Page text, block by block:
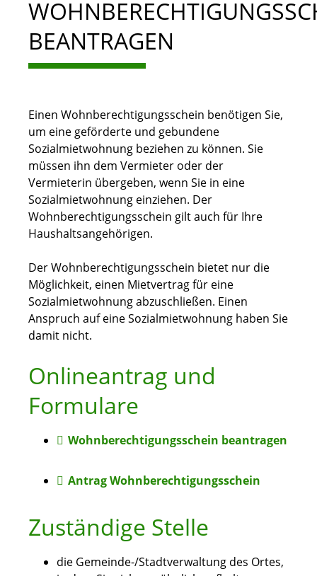
BEANTRAGEN
Einen Wohnberechtigungsschein benötigen Sie,
um eine geförderte und gebundene
Sozialmietwohnung beziehen zu können. Sie
müssen ihn dem Vermieter oder der
Vermieterin übergeben, wenn Sie in eine
Sozialmietwohnung einziehen. Der
Wohnberechtigungsschein gilt auch für Ihre
Haushaltsangehörigen.
Der Wohnberechtigungsschein bietet nur die
Möglichkeit, einen Mietvertrag für eine
Sozialmietwohnung abzuschließen. Einen
Anspruch auf eine Sozialmietwohnung haben Sie
damit nicht.
Onlineantrag und
Formulare
Wohnberechtigungsschein beantragen
Antrag Wohnberechtigungsschein
Zuständige Stelle
die Gemeinde-/Stadtverwaltung des Ortes,